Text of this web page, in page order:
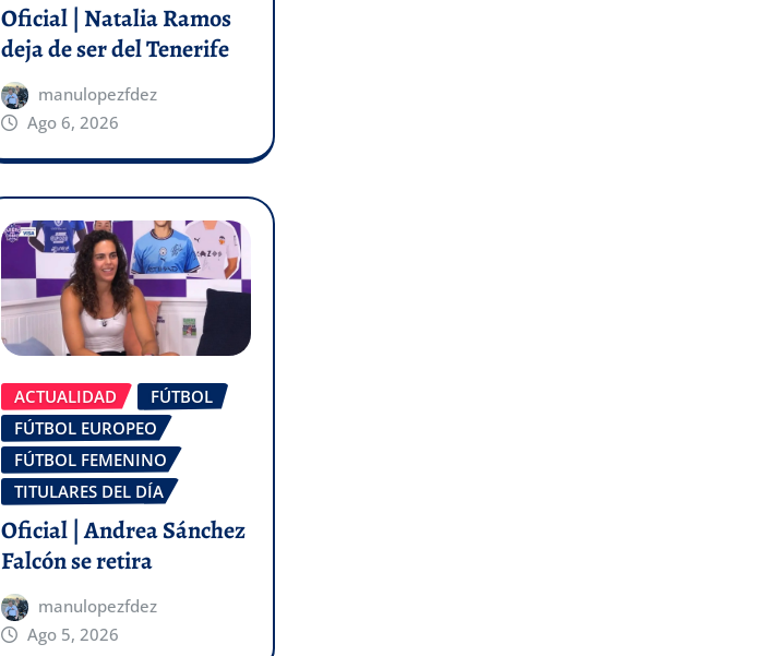
Oficial | Natalia Ramos
deja de ser del Tenerife
manulopezfdez
Ago 6, 2026
ACTUALIDAD
FÚTBOL
FÚTBOL EUROPEO
FÚTBOL FEMENINO
TITULARES DEL DÍA
Oficial | Andrea Sánchez
Falcón se retira
manulopezfdez
Ago 5, 2026